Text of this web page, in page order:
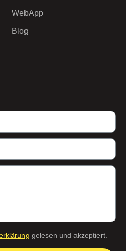
WebApp
Blog
gelesen und akzeptiert.